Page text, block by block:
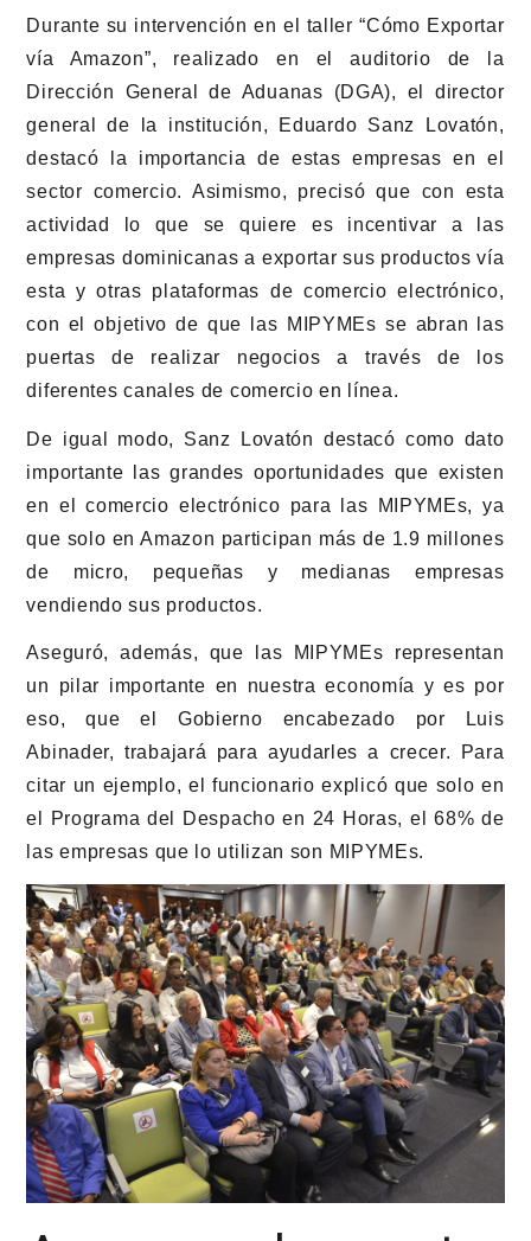
Durante su intervención en el taller “Cómo Exportar
vía Amazon”, realizado en el auditorio de la
Dirección General de Aduanas (DGA), el director
general de la institución, Eduardo Sanz Lovatón,
destacó la importancia de estas empresas en el
sector comercio. Asimismo, precisó que con esta
actividad lo que se quiere es incentivar a las
empresas dominicanas a exportar sus productos vía
esta y otras plataformas de comercio electrónico,
con el objetivo de que las MIPYMEs se abran las
puertas de realizar negocios a través de los
diferentes canales de comercio en línea.
De igual modo, Sanz Lovatón destacó como dato
importante las grandes oportunidades que existen
en el comercio electrónico para las MIPYMEs, ya
que solo en Amazon participan más de 1.9 millones
de micro, pequeñas y medianas empresas
vendiendo sus productos.
Aseguró, además, que las MIPYMEs representan
un pilar importante en nuestra economía y es por
eso, que el Gobierno encabezado por Luis
Abinader, trabajará para ayudarles a crecer. Para
citar un ejemplo, el funcionario explicó que solo en
el Programa del Despacho en 24 Horas, el 68% de
las empresas que lo utilizan son MIPYMEs.